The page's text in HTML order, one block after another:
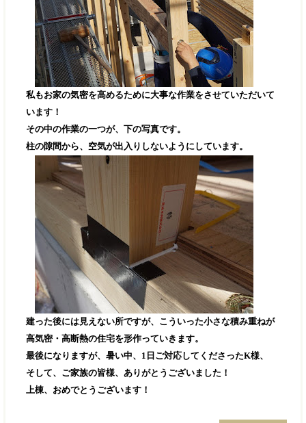
私もお家の気密を高めるために大事な作業をさせていただいて
います！
その中の作業の一つが、下の写真です。
柱の隙間から、空気が出入りしないようにしています。
建った後には見えない所ですが、こういった小さな積み重ねが
高気密・高断熱の住宅を形作っていきます。
最後になりますが、暑い中、1日ご対応してくださったK様、
そして、ご家族の皆様、ありがとうございました！
上棟、おめでとうございます！